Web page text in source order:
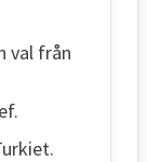
val från